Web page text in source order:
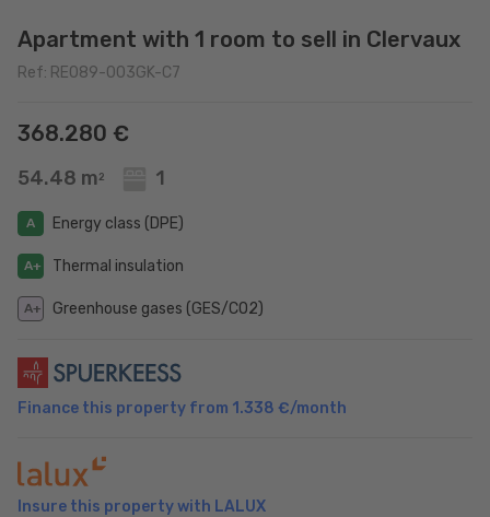
Apartment with 1 room to sell in Clervaux
Ref: RE089-003GK-C7
368.280 €
54.48 m 2 1
A Energy class (DPE)
A+ Thermal insulation
A+ Greenhouse gases (GES/CO2)
Finance this property from 1.338 €/month
Insure this property with LALUX